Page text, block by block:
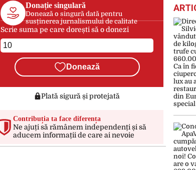
Donație singulară
Donează o singură dată pentru
susținerea jurnalismului de calitate
Scrie suma pe care dorești să o donezi
Donează
Plată sigură și protejată
Contribuția ta face diferența
Ne ajuți să rămânem independenți și să
aducem informații de care ai nevoie